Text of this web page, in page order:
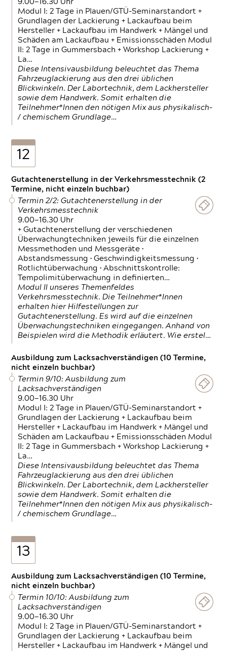
9.00—16.30 Uhr
Modul I: 2 Tage in Plauen/GTÜ-Seminarstandort +
Grundlagen der Lackierung + Lackaufbau beim
Hersteller + Lackaufbau im Handwerk + Mängel und
Schäden am Lackaufbau + Emissionsschäden Modul
II: 2 Tage in Gummersbach + Workshop Lackierung +
La…
Diese Intensivausbildung beleuchtet das Thema
Fahrzeuglackierung aus den drei üblichen
Blickwinkeln. Der Labortechnik, dem Lackhersteller
sowie dem Handwerk. Somit erhalten die
Teilnehmer*Innen den nötigen Mix aus physikalisch-
/ chemischem Grundlage…
12
Gutachtenerstellung in der Verkehrsmesstechnik (2
Termine, nicht einzeln buchbar)
Termin 2/2: Gutachtenerstellung in der
Verkehrsmesstechnik
9.00—16.30 Uhr
+ Gutachtenerstellung der verschiedenen
Überwachungtechniken jeweils für die einzelnen
Messmethoden und Messgeräte •
Abstandsmessung • Geschwindigkeitsmessung •
Rotlichtüberwachung • Abschnittskontrolle:
Tempolimitüberwachung in definierten…
Modul II unseres Themenfeldes
Verkehrsmesstechnik. Die Teilnehmer*Innen
erhalten hier Hilfestellungen zur
Gutachtenerstellung. Es wird auf die einzelnen
Überwachungstechniken eingegangen. Anhand von
Beispielen wird die Methodik erläutert. Wie erstel…
Ausbildung zum Lacksachverständigen (10 Termine,
nicht einzeln buchbar)
Termin 9/10: Ausbildung zum
Lacksachverständigen
9.00—16.30 Uhr
Modul I: 2 Tage in Plauen/GTÜ-Seminarstandort +
Grundlagen der Lackierung + Lackaufbau beim
Hersteller + Lackaufbau im Handwerk + Mängel und
Schäden am Lackaufbau + Emissionsschäden Modul
II: 2 Tage in Gummersbach + Workshop Lackierung +
La…
Diese Intensivausbildung beleuchtet das Thema
Fahrzeuglackierung aus den drei üblichen
Blickwinkeln. Der Labortechnik, dem Lackhersteller
sowie dem Handwerk. Somit erhalten die
Teilnehmer*Innen den nötigen Mix aus physikalisch-
/ chemischem Grundlage…
13
Ausbildung zum Lacksachverständigen (10 Termine,
nicht einzeln buchbar)
Termin 10/10: Ausbildung zum
Lacksachverständigen
9.00—16.30 Uhr
Modul I: 2 Tage in Plauen/GTÜ-Seminarstandort +
Grundlagen der Lackierung + Lackaufbau beim
Hersteller + Lackaufbau im Handwerk + Mängel und